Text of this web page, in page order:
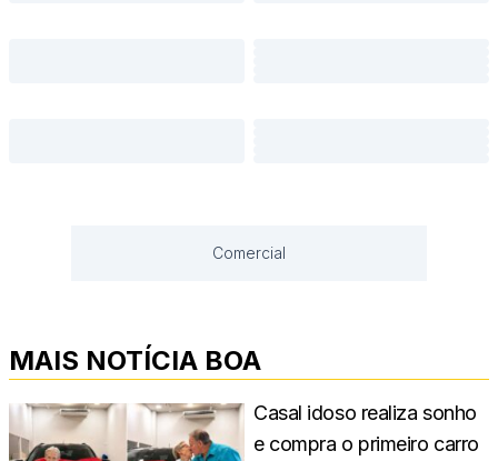
Comercial
MAIS NOTÍCIA BOA
Casal idoso realiza sonho
e compra o primeiro carro